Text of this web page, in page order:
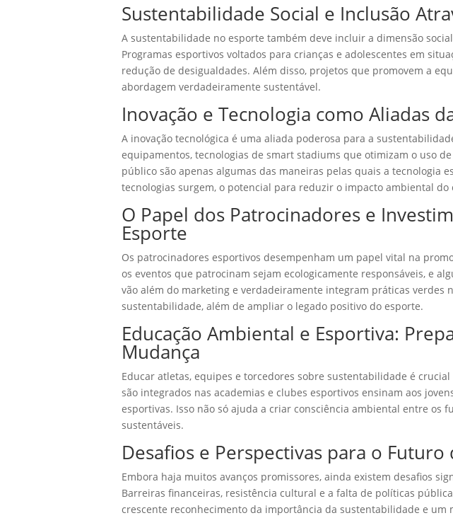
Sustentabilidade Social e Inclusão
A sustentabilidade no esporte também deve incluir a dimensão
Programas esportivos voltados para crianças e adolescentes em
redução de desigualdades. Além disso, projetos que promovem a
abordagem verdadeiramente sustentável.
Inovação e Tecnologia como Aliadas
A inovação tecnológica é uma aliada poderosa para a
equipamentos, tecnologias de smart stadiums que otimizam o uso
público são apenas algumas das maneiras pelas quais a tecnologia
tecnologias surgem, o potencial para reduzir o impacto ambiental do
O Papel dos Patrocinadores e
Esporte
Os patrocinadores esportivos desempenham um papel vital na
os eventos que patrocinam sejam ecologicamente responsáveis, e
vão além do marketing e verdadeiramente integram práticas verdes
sustentabilidade, além de ampliar o legado positivo do esporte.
Educação Ambiental e Esportiva:
Mudança
Educar atletas, equipes e torcedores sobre sustentabilidade é
são integrados nas academias e clubes esportivos ensinam aos
esportivas. Isso não só ajuda a criar consciência ambiental entre os
sustentáveis.
Desafios e Perspectivas para o
Embora haja muitos avanços promissores, ainda existem desafios
Barreiras financeiras, resistência cultural e a falta de políticas
crescente reconhecimento da importância da sustentabilidade e